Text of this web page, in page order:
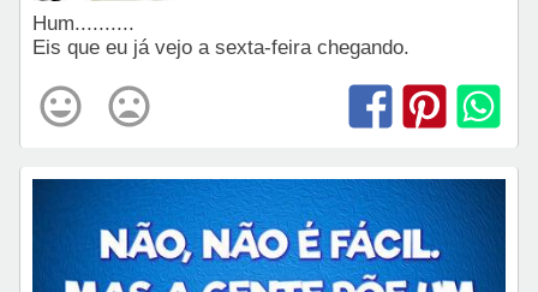
Hum..........
Eis que eu já vejo a sexta-feira chegando.